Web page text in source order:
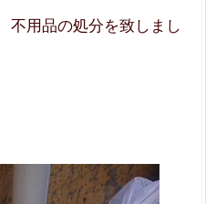
不用品の処分を致しまし